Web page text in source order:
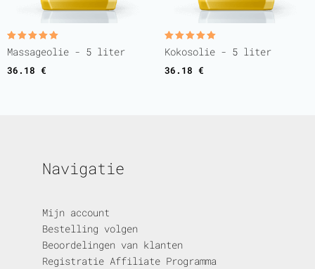
Gewaardeerd
5.00
Massageolie - 5 liter
36.18 €
Gewaardeerd
5.00
Kokosolie - 5 liter
36.18 €
Navigatie
Mijn account
Bestelling volgen
Beoordelingen van klanten
Registratie Affiliate Programma